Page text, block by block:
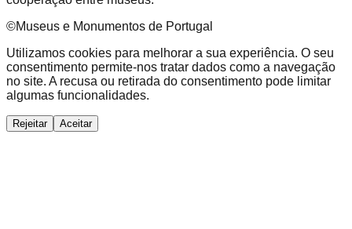
©Museus e Monumentos de Portugal
Utilizamos cookies para melhorar a sua experiência. O seu
consentimento permite-nos tratar dados como a navegação
no site. A recusa ou retirada do consentimento pode limitar
algumas funcionalidades.
Rejeitar Aceitar